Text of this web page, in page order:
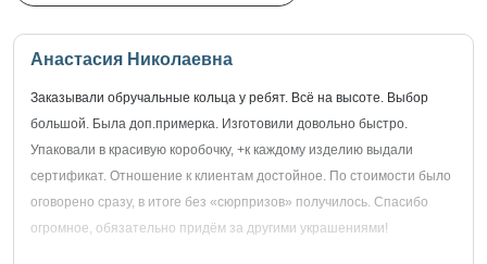
Анастасия Николаевна
Заказывали обручальные кольца у ребят. Всё на высоте. Выбор
большой. Была доп.примерка. Изготовили довольно быстро.
Упаковали в красивую коробочку, +к каждому изделию выдали
сертификат. Отношение к клиентам достойное. По стоимости было
оговорено сразу, в итоге без «сюрпризов» получилось. Спасибо
огромное, обязательно придём за другими украшениями!